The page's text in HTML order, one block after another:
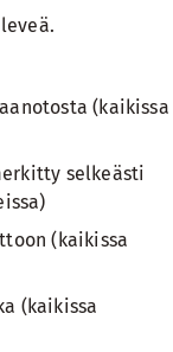
(kaikissa
selkeästi
(kaikissa
(kaikissa